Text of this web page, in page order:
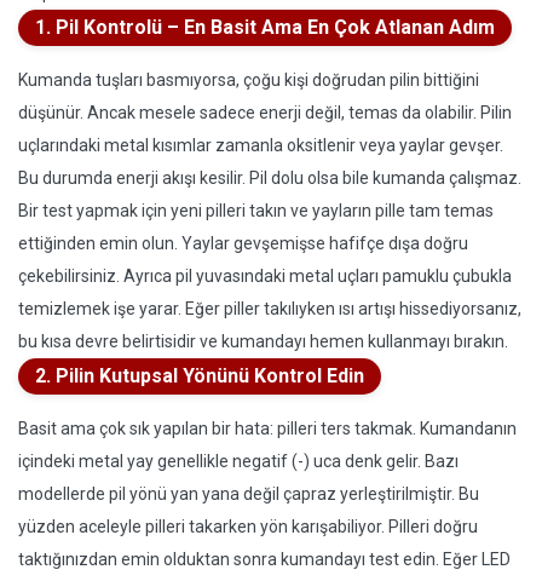
1. Pil Kontrolü – En Basit Ama En Çok Atlanan Adım
Kumanda tuşları basmıyorsa, çoğu kişi doğrudan pilin bittiğini
düşünür. Ancak mesele sadece enerji değil, temas da olabilir. Pilin
uçlarındaki metal kısımlar zamanla oksitlenir veya yaylar gevşer.
Bu durumda enerji akışı kesilir. Pil dolu olsa bile kumanda çalışmaz.
Bir test yapmak için yeni pilleri takın ve yayların pille tam temas
ettiğinden emin olun. Yaylar gevşemişse hafifçe dışa doğru
çekebilirsiniz. Ayrıca pil yuvasındaki metal uçları pamuklu çubukla
temizlemek işe yarar. Eğer piller takılıyken ısı artışı hissediyorsanız,
bu kısa devre belirtisidir ve kumandayı hemen kullanmayı bırakın.
2. Pilin Kutupsal Yönünü Kontrol Edin
Basit ama çok sık yapılan bir hata: pilleri ters takmak. Kumandanın
içindeki metal yay genellikle negatif (-) uca denk gelir. Bazı
modellerde pil yönü yan yana değil çapraz yerleştirilmiştir. Bu
yüzden aceleyle pilleri takarken yön karışabiliyor. Pilleri doğru
taktığınızdan emin olduktan sonra kumandayı test edin. Eğer LED